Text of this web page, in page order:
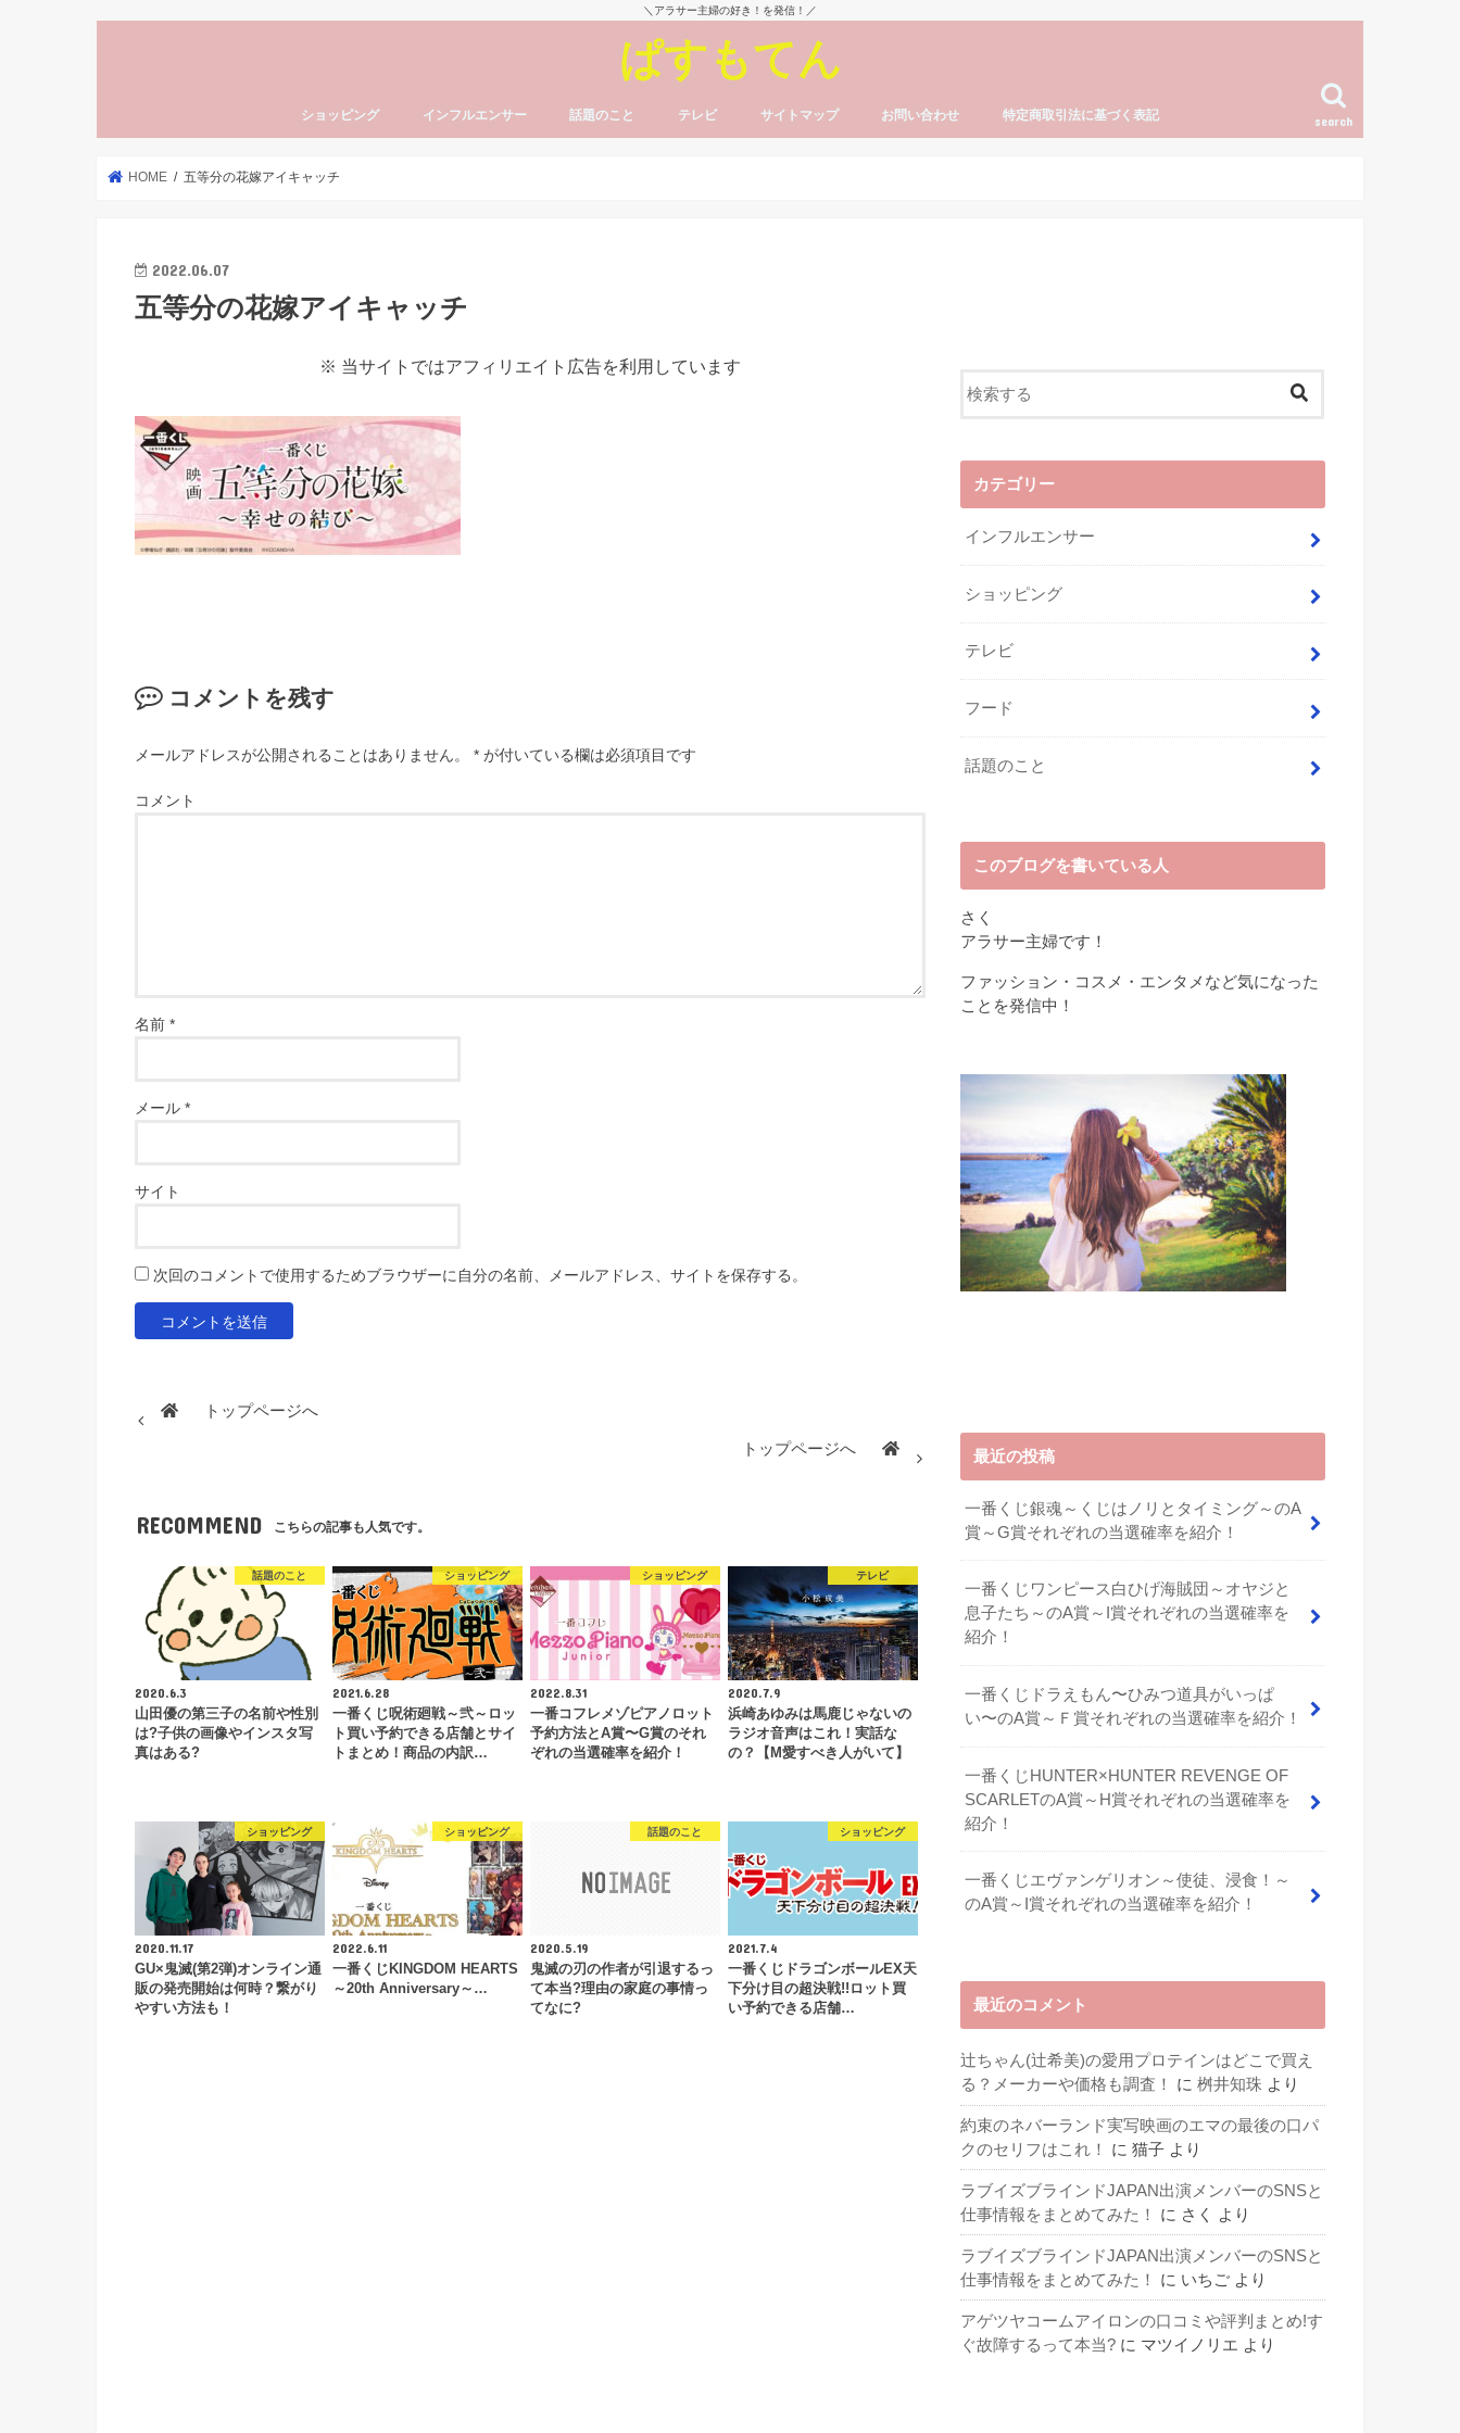
＼アラサー主婦の好き！を発信！／
ぱすもてん
search
ショッピング インフルエンサー 話題のこと テレビ サイトマップ お問い合わせ 特定商取引法に基づく表記
HOME 五等分の花嫁アイキャッチ
2022.06.07
五等分の花嫁アイキャッチ
※ 当サイトではアフィリエイト広告を利用しています
コメントを残す
メールアドレスが公開されることはありません。 * が付いている欄は必須項目です
コメント
名前 *
メール *
サイト
次回のコメントで使用するためブラウザーに自分の名前、メールアドレス、サイトを保存する。
トップページへ
トップページへ
RECOMMEND こちらの記事も人気です。
話題のこと
2020.6.3
山田優の第三子の名前や性別
は?子供の画像やインスタ写
真はある?
ショッピング
2021.6.28
一番くじ呪術廻戦～弐～ロッ
ト買い予約できる店舗とサイ
トまとめ！商品の内訳…
ショッピング
2022.8.31
一番コフレメゾピアノロット
予約方法とA賞〜G賞のそれ
ぞれの当選確率を紹介！
テレビ
2020.7.9
浜崎あゆみは馬鹿じゃないの
ラジオ音声はこれ！実話な
の？【M愛すべき人がいて】
ショッピング
2020.11.17
GU×鬼滅(第2弾)オンライン通
販の発売開始は何時？繋がり
やすい方法も！
ショッピング
2022.6.11
一番くじKINGDOM HEARTS
～20th Anniversary～…
話題のこと
2020.5.19
鬼滅の刃の作者が引退するっ
て本当?理由の家庭の事情っ
てなに?
ショッピング
2021.7.4
一番くじドラゴンボールEX天
下分け目の超決戦!!ロット買
い予約できる店舗…
カテゴリー
インフルエンサー
ショッピング
テレビ
フード
話題のこと
このブログを書いている人
さく
アラサー主婦です！
ファッション・コスメ・エンタメなど気になった
ことを発信中！
最近の投稿
一番くじ銀魂～くじはノリとタイミング～のA
賞～G賞それぞれの当選確率を紹介！
一番くじワンピース白ひげ海賊団～オヤジと
息子たち～のA賞～I賞それぞれの当選確率を
紹介！
⼀番くじドラえもん〜ひみつ道具がいっぱ
い〜のA賞～Ｆ賞それぞれの当選確率を紹介！
一番くじHUNTER×HUNTER REVENGE OF
SCARLETのA賞～H賞それぞれの当選確率を
紹介！
一番くじエヴァンゲリオン～使徒、浸食！～
のA賞～I賞それぞれの当選確率を紹介！
最近のコメント
辻ちゃん(辻希美)の愛用プロテインはどこで買え
る？メーカーや価格も調査！
に 桝井知珠 より
約束のネバーランド実写映画のエマの最後の口パ
クのセリフはこれ！
に 猫子 より
ラブイズブラインドJAPAN出演メンバーのSNSと
仕事情報をまとめてみた！
に さく より
ラブイズブラインドJAPAN出演メンバーのSNSと
仕事情報をまとめてみた！
に いちご より
アゲツヤコームアイロンの口コミや評判まとめ!す
ぐ故障するって本当? に マツイノリエ より